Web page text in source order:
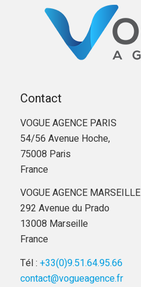
Contact
VOGUE AGENCE PARIS
54/56 Avenue Hoche,
75008 Paris
France
VOGUE AGENCE MARSEILLE
292 Avenue du Prado
13008 Marseille
France
Tél : +33(0)9.51.64.95.66
contact@vogueagence.fr